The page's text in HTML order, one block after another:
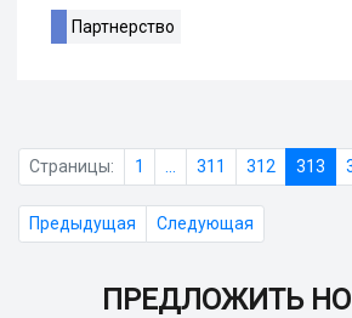
Партнерство
Страницы: 1 311 312 313
Предыдущая Следующая
ПРЕДЛОЖИТЬ